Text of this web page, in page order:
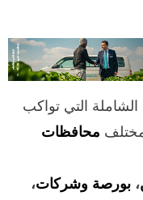
الشاملة التي تواكب
محافظات
، بورصة وشركات،